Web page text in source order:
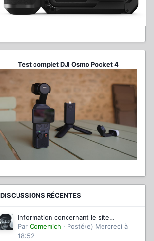
Test complet DJI Osmo Pocket 4
DISCUSSIONS RÉCENTES
Information concernant le site
magazinevideo
Par Comemich · Posté(e) Mercredi à
18:52